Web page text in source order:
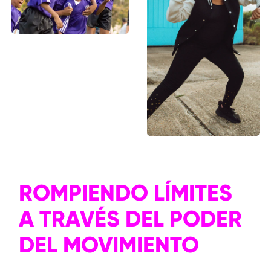
ROMPIENDO LÍMITES
A TRAVÉS DEL PODER
DEL MOVIMIENTO